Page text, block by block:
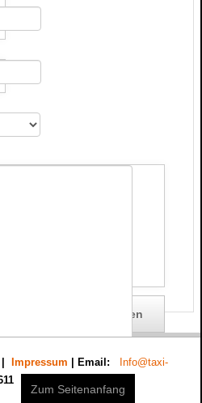
| Impressum Email:
Info@taxi-
Zum Seitenanfang